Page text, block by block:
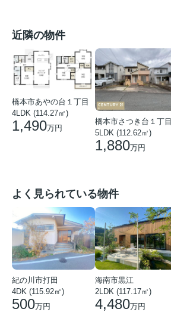
近隣の物件
橋本市あやの台１丁目
4LDK (114.27㎡)
1,490万円
橋本市さつき台１丁目
5LDK (112.62㎡)
1,880万円
よく見られている物件
紀の川市打田
4DK (115.92㎡)
500万円
海南市黒江
2LDK (117.17㎡)
4,480万円